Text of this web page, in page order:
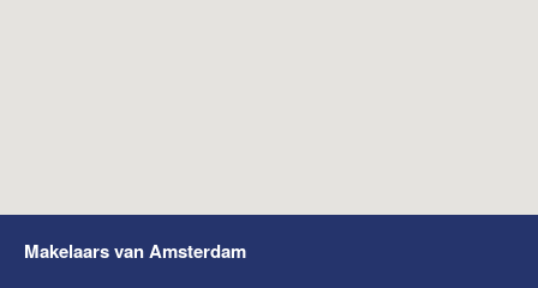
Makelaars van Amsterdam